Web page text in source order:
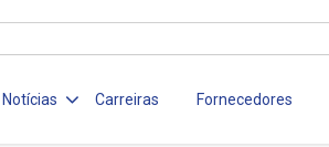
Notícias Carreiras Fornecedores